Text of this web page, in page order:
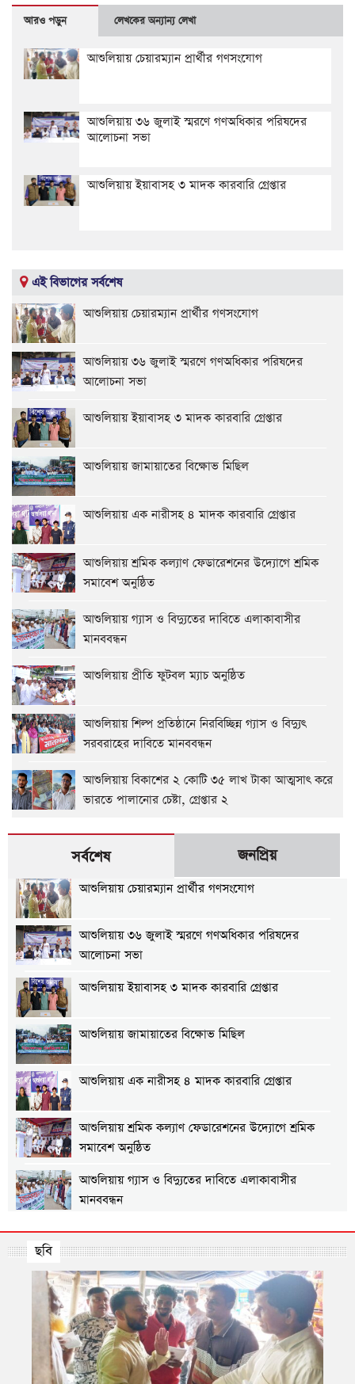
আরও পড়ুন লেখকের অন্যান্য লেখা
আশুলিয়ায় চেয়ারম্যান প্রার্থীর গণসংযোগ
আশুলিয়ায় ৩৬ জুলাই স্মরণে গণঅধিকার পরিষদের
আলোচনা সভা
আশুলিয়ায় ইয়াবাসহ ৩ মাদক কারবারি গ্রেপ্তার
এই বিভাগের সর্বশেষ
আশুলিয়ায় চেয়ারম্যান প্রার্থীর গণসংযোগ
আশুলিয়ায় ৩৬ জুলাই স্মরণে গণঅধিকার পরিষদের
আলোচনা সভা
আশুলিয়ায় ইয়াবাসহ ৩ মাদক কারবারি গ্রেপ্তার
আশুলিয়ায় জামায়াতের বিক্ষোভ মিছিল
আশুলিয়ায় এক নারীসহ ৪ মাদক কারবারি গ্রেপ্তার
আশুলিয়ায় শ্রমিক কল্যাণ ফেডারেশনের উদ্যোগে শ্রমিক
সমাবেশ অনুষ্ঠিত
আশুলিয়ায় গ্যাস ও বিদ্যুতের দাবিতে এলাকাবাসীর
মানববন্ধন
আশুলিয়ায় প্রীতি ফুটবল ম্যাচ অনুষ্ঠিত
আশুলিয়ায় শিল্প প্রতিষ্ঠানে নিরবিচ্ছিন্ন গ্যাস ও বিদ্যুৎ
সরবরাহের দাবিতে মানববন্ধন
আশুলিয়ায় বিকাশের ২ কোটি ৩৫ লাখ টাকা আত্মসাৎ করে
ভারতে পালানোর চেষ্টা, গ্রেপ্তার ২
সর্বশেষ জনপ্রিয়
আশুলিয়ায় চেয়ারম্যান প্রার্থীর গণসংযোগ
আশুলিয়ায় ৩৬ জুলাই স্মরণে গণঅধিকার পরিষদের
আলোচনা সভা
আশুলিয়ায় ইয়াবাসহ ৩ মাদক কারবারি গ্রেপ্তার
আশুলিয়ায় জামায়াতের বিক্ষোভ মিছিল
আশুলিয়ায় এক নারীসহ ৪ মাদক কারবারি গ্রেপ্তার
আশুলিয়ায় শ্রমিক কল্যাণ ফেডারেশনের উদ্যোগে শ্রমিক
সমাবেশ অনুষ্ঠিত
আশুলিয়ায় গ্যাস ও বিদ্যুতের দাবিতে এলাকাবাসীর
মানববন্ধন
আশুলিয়ায় প্রীতি ফুটবল ম্যাচ অনুষ্ঠিত
আশুলিয়ায় শিল্প প্রতিষ্ঠানে নিরবিচ্ছিন্ন গ্যাস ও বিদ্যুৎ
সরবরাহের দাবিতে মানববন্ধন
আশুলিয়ায় বিকাশের ২ কোটি ৩৫ লাখ টাকা আত্মসাৎ করে
ভারতে পালানোর চেষ্টা, গ্রেপ্তার ২
ছবি